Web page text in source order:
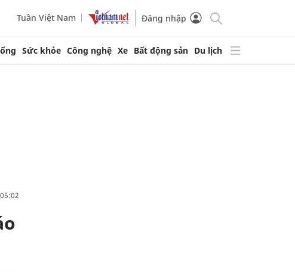
Tuần Việt Nam Đăng nhập
Sức khỏe Công nghệ Xe Bất động sản Du lịch